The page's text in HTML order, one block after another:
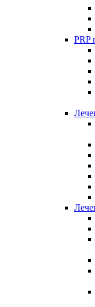
PRP